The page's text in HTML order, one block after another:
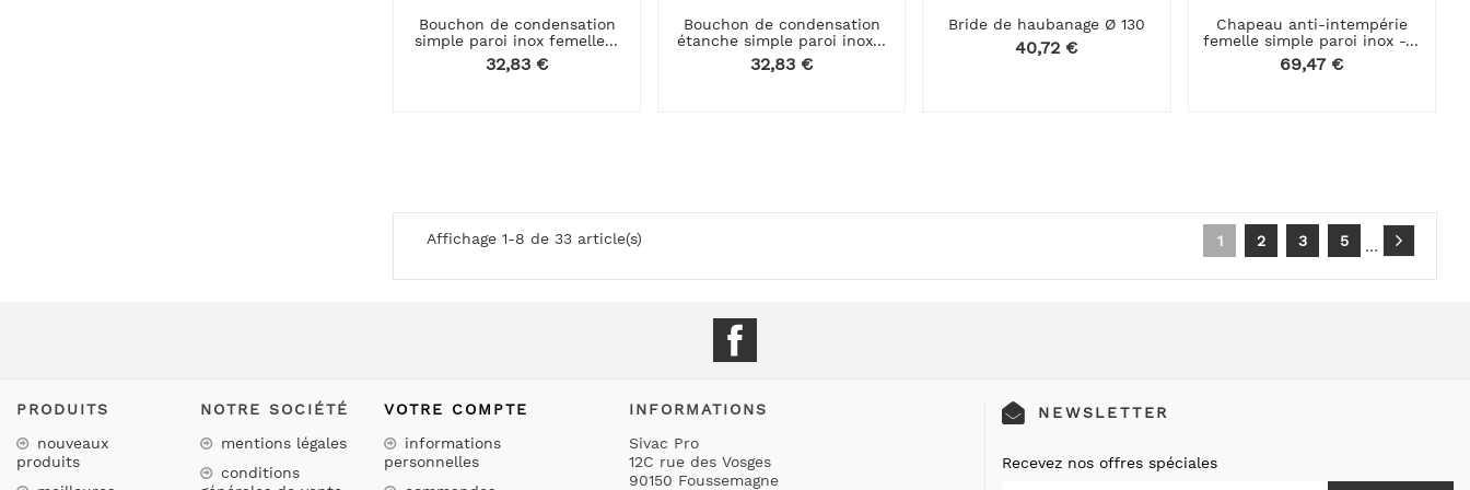
Bouchon de condensation
simple paroi inox femelle...
Prix
32,83 €
Bouchon de condensation
étanche simple paroi inox...
Prix
32,83 €
Bride de haubanage Ø 130
Prix
40,72 €
Chapeau anti-intempérie
femelle simple paroi inox -...
Prix
69,47 €
Affichage 1-8 de 33 article(s) 1 2 3 …
5
PRODUITS
nouveaux
produits
NOTRE SOCIÉTÉ
mentions légales
conditions
VOTRE COMPTE
informations
personnelles
INFORMATIONS
Sivac Pro
12C rue des Vosges
90150 Foussemagne
NEWSLETTER
Recevez nos offres spéciales